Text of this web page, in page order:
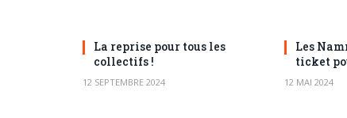
La reprise pour tous les
collectifs !
12 SEPTEMBRE 2024
Les
ticket
12 MAI 2024